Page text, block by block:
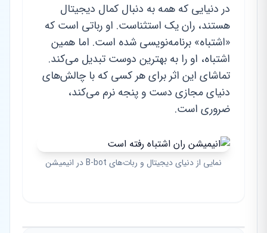
در دنیایی که همه به دنبال کمال دیجیتال
هستند، ران یک استثناست. او رباتی است که
«اشتباه» برنامه‌نویسی شده است. اما همین
اشتباه، او را به بهترین دوست تبدیل می‌کند.
تماشای این اثر برای هر کسی که با چالش‌های
دنیای مجازی دست و پنجه نرم می‌کند،
ضروری است.
نمایی از دنیای دیجیتال و ربات‌های B-bot در انیمیشن